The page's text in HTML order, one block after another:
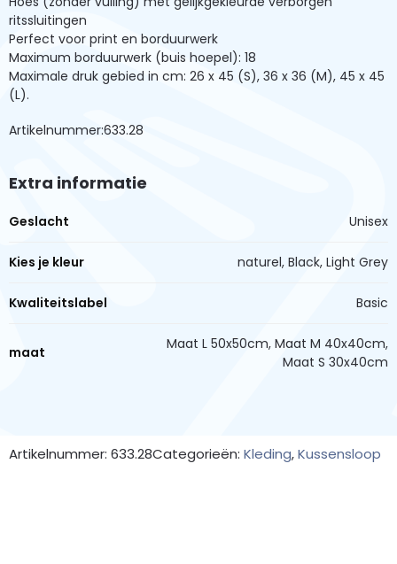
ritssluitingen
Perfect voor print en borduurwerk
Maximum borduurwerk (buis hoepel): 18
Maximale druk gebied in cm: 26 x 45 (S), 36 x 36 (M), 45 x 45
(L).
Artikelnummer:633.28
Extra informatie
Geslacht Unisex
Kies je kleur naturel, Black, Light Grey
Kwaliteitslabel Basic
maat
Maat L 50x50cm, Maat M 40x40cm,
Maat S 30x40cm
Artikelnummer: 633.28Categorieën: Kleding,Kussensloop